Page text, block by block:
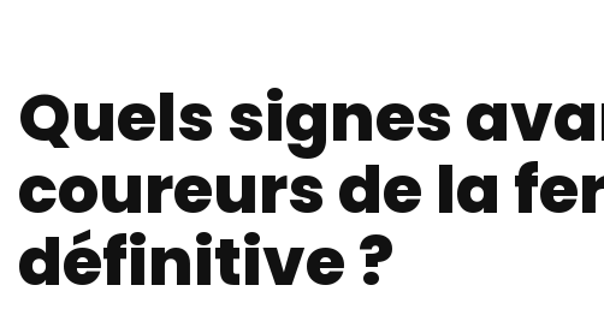
Quels signes
coureurs de la
définitive ?